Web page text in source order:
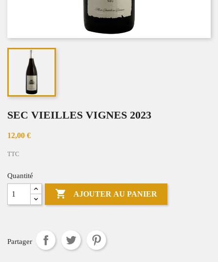
SEC VIEILLES VIGNES 2023
12,00 €
TTC
Quantité
 AJOUTER AU PANIER
Partager